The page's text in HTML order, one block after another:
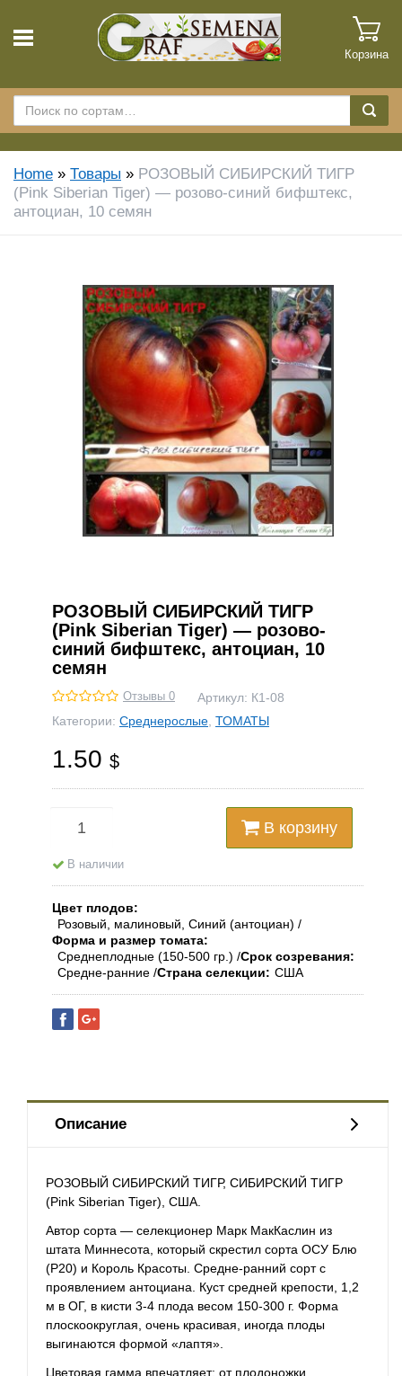
Корзина
Home » Товары » РОЗОВЫЙ СИБИРСКИЙ ТИГР
(Pink Siberian Tiger) — розово-синий бифштекс,
антоциан, 10 семян
РОЗОВЫЙ СИБИРСКИЙ ТИГР
(Pink Siberian Tiger) — розово-
синий бифштекс, антоциан, 10
семян
Отзывы 0 Артикул: К1-08
Категории: Среднерослые ТОМАТЫ
1.50 $
В корзину
В наличии
Цвет плодов
Розовый, малиновый, Синий (антоциан)
Форма и размер томата
Среднеплодные (150-500 гр.) Срок созревания
Средне-ранние Страна селекции США
Описание
РОЗОВЫЙ СИБИРСКИЙ ТИГР, СИБИРСКИЙ ТИГР
(Pink Siberian Tiger), США.
Автор сорта — селекционер Марк МакКаслин из
штата Миннесота, который скрестил сорта ОСУ Блю
(Р20) и Король Красоты. Средне-ранний сорт с
проявлением антоциана. Куст средней крепости, 1,2
м в ОГ, в кисти 3-4 плода весом 150-300 г. Форма
плоскоокруглая, очень красивая, иногда плоды
выгинаются формой «лаптя».
Цветовая гамма впечатляет: от плодоножки